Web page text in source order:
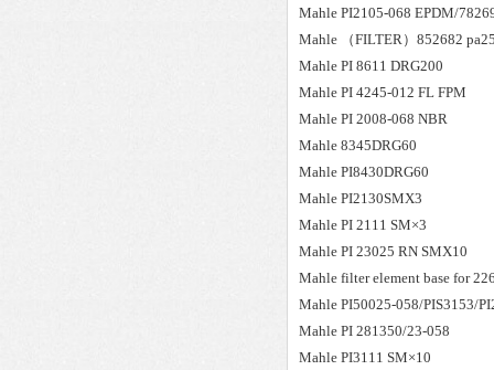
Mahle PI2105-068 EPDM/
Mahle
（FILTER）852682
Mahle PI 8611 DRG200
Mahle PI 4245-012 FL FPM
Mahle PI 2008-068 NBR
Mahle 8345DRG60
Mahle PI8430DRG60
Mahle PI2130SMX3
Mahle PI 2111 SM×3
Mahle PI 23025 RN SMX10
Mahle filter element base for
Mahle PI50025-058/PIS3153/
Mahle PI 281350/23-058
Mahle PI3111 SM×10